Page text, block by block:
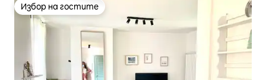
Избор на гостите
Избор на гостите